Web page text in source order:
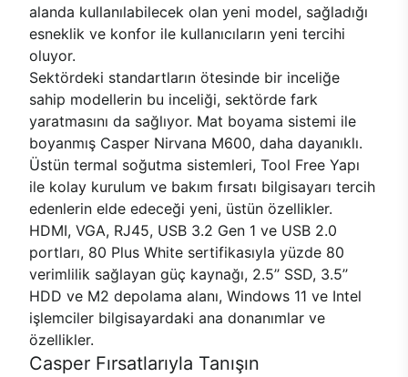
alanda kullanılabilecek olan yeni model, sağladığı
esneklik ve konfor ile kullanıcıların yeni tercihi
oluyor.
Sektördeki standartların ötesinde bir inceliğe
sahip modellerin bu inceliği, sektörde fark
yaratmasını da sağlıyor. Mat boyama sistemi ile
boyanmış Casper Nirvana M600, daha dayanıklı.
Üstün termal soğutma sistemleri, Tool Free Yapı
ile kolay kurulum ve bakım fırsatı bilgisayarı tercih
edenlerin elde edeceği yeni, üstün özellikler.
HDMI, VGA, RJ45, USB 3.2 Gen 1 ve USB 2.0
portları, 80 Plus White sertifikasıyla yüzde 80
verimlilik sağlayan güç kaynağı, 2.5’’ SSD, 3.5’’
HDD ve M2 depolama alanı, Windows 11 ve Intel
işlemciler bilgisayardaki ana donanımlar ve
özellikler.
Casper Fırsatlarıyla Tanışın